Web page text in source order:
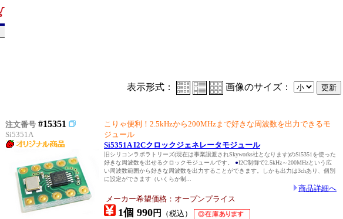
表示形式： 画像のサイズ：
注文番号 #15351
Si5351A
こりゃ便利！2.5kHzから200MHzまで好きな周波数を出力できるモ
ジュール
Si5351A I2Cクロックジェネレータモジュール
旧シリコンラボラトリーズ(現在は事業譲渡されSkyworks社となります)のSi5351を使った
好きな周波数を出せるクロックモジュールです。 ●I2C制御で2.5kHz～200MHzという広
い周波数範囲から好きな周波数を出力することができます。しかも出力は3chあり、個別
に設定ができます（いくらか制...
商品詳細へ
メーカー希望価格：オープンプライス
1個 990円 （税込）